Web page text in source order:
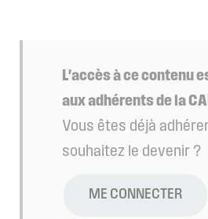
L'accès à ce contenu
aux adhérents de la
Vous êtes déjà
souhaitez le devenir ?
ME CONNECTER